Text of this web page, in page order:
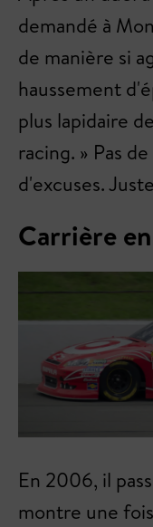
demandé à
de manière si
haussement
plus lapidaire
racing. » Pas
d'excuses.
Carrière
En 2006, il
montre une